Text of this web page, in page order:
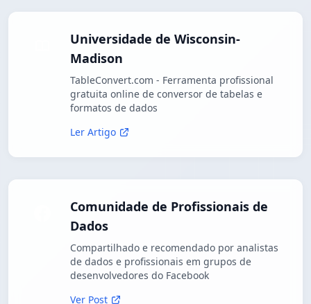
Universidade de Wisconsin-
Madison
TableConvert.com - Ferramenta profissional
gratuita online de conversor de tabelas e
formatos de dados
Ler Artigo
Comunidade de Profissionais de
Dados
Compartilhado e recomendado por analistas
de dados e profissionais em grupos de
desenvolvedores do Facebook
Ver Post